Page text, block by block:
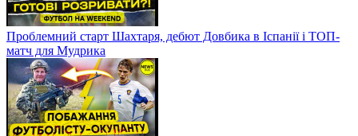
Проблемний старт Шахтаря, дебют Довбика в Іспанії і ТОП-
матч для Мудрика